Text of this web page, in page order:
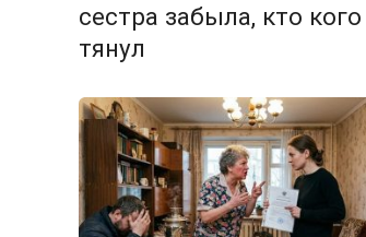
сестра забыла, кто кого
тянул